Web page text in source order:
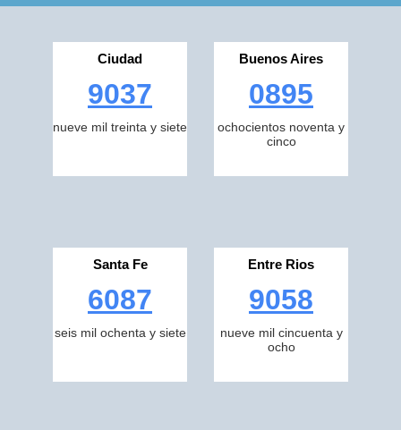
Ciudad
9037
nueve mil treinta y siete
Buenos Aires
0895
ochocientos noventa y
cinco
Santa Fe
6087
seis mil ochenta y siete
Entre Rios
9058
nueve mil cincuenta y
ocho